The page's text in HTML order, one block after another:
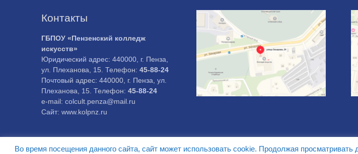
Контакты
ГБПОУ «Пензенский колледж
искусств»
Юридический адрес: 440000, г. Пенза,
ул. Плеханова, 15. Телефон: 45-88-24
Почтовый адрес: 440000, г. Пенза, ул.
Плеханова, 15. Телефон: 45-88-24
e-mail: colcult.penza@mail.ru
Сайт: www.kolpnz.ru
Во время посещения данного сайта, сайт может использовать cookie. Продолжая